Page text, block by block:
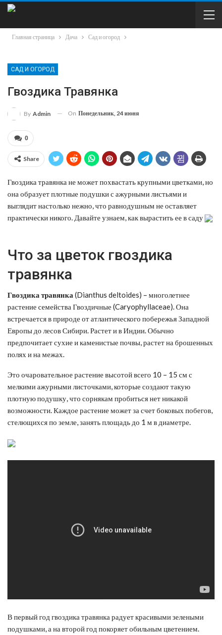
Главная страница Дача Сад и огород
САД И ОГОРОД
Гвоздика Травянка
By Admin On Понедельник, 24 июня
0
Share
Гвоздика травянка не может похвастать крупными цветками, но
она образует плотные подушки с ажурными листьями и
выглядит настолько нежно, что равнодушным не оставляет
практически никого. Давайте узнаем, как вырастить ее в саду
Что за цветок гвоздика
травянка
Гвоздика травянка (Dianthus deltoides) – многолетнее
растение семейства Гвоздичные (Caryophyllaceae). Она
встречается в природе от атлантического побережья Западной
Европы до лесов Сибири. Растет и в Индии. Обычно
предпочитает сухие и каменистые почвы, растет на брошенных
полях и на межах.
Это очаровательное растение высотой всего 10 – 15 см с
мелкими ажурными листочками, которые создают такую
плотную подушку, что сорнякам пробиться нет никакой
возможности. Каждое растение может за счет боковых побегов,
стелющихся по земле, занять площадь до 1 м в диаметре.
В первый год гвоздика травянка радует красивыми зелеными
подушками, а на второй год покоряет обильным цветением.